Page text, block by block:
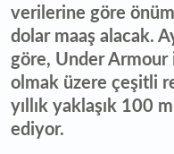
verilerine göre
dolar maaş alacak.
göre, Under Armour
olmak üzere çeşitli
yıllık yaklaşık 100
ediyor.